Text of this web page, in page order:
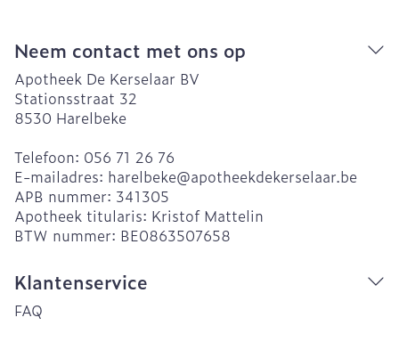
Neem contact met ons op
Apotheek De Kerselaar BV
Stationsstraat 32
8530 Harelbeke
Telefoon: 056 71 26 76
E-mailadres: harelbeke@apotheekdekerselaar.be
APB nummer: 341305
Apotheek titularis: Kristof Mattelin
BTW nummer: BE0863507658
Klantenservice
FAQ